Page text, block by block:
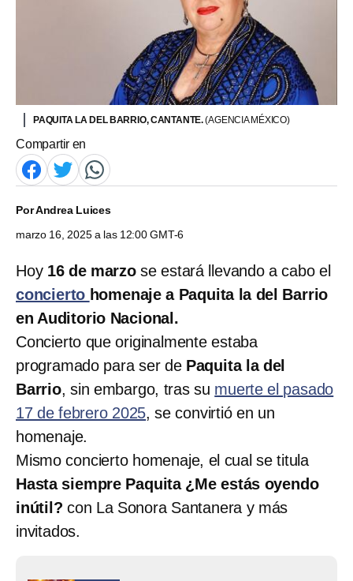
PAQUITA LA DEL BARRIO, CANTANTE.(AGENCIA MÉXICO)
Compartir en
PorAndrea Luices
marzo 16, 2025 a las 12:00 GMT-6
Hoy16 de marzose estará llevando a cabo el
concierto homenaje a Paquita la del Barrio
en Auditorio Nacional.
Concierto que originalmente estaba
programado para ser de Paquita la del
Barrio, sin embargo, tras su muerte el pasado
17 de febrero 2025, se convirtió en un
homenaje.
Mismo concierto homenaje, el cual se titula
Hasta siempre Paquita ¿Me estás oyendo
inútil? con La Sonora Santanera y más
invitados.